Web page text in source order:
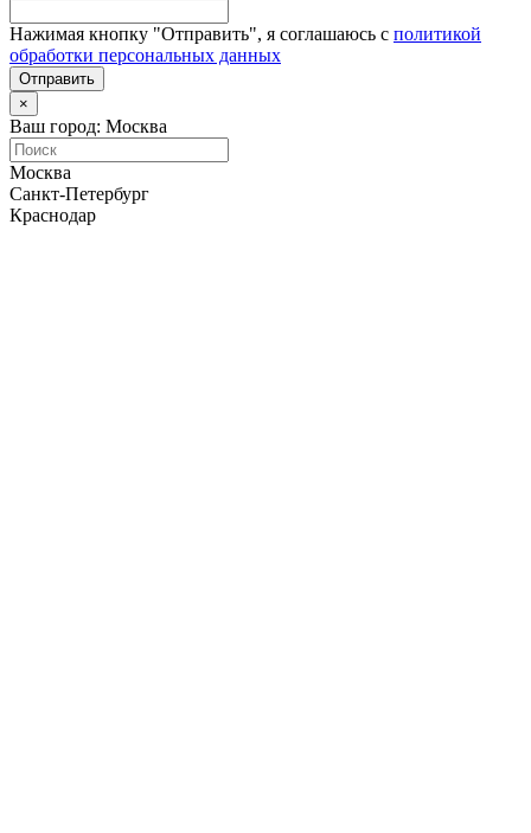
Нажимая кнопку "Отправить", я соглашаюсь с политикой
обработки персональных данных
Отправить
×
Ваш город: Москва
Москва
Санкт-Петербург
Краснодар